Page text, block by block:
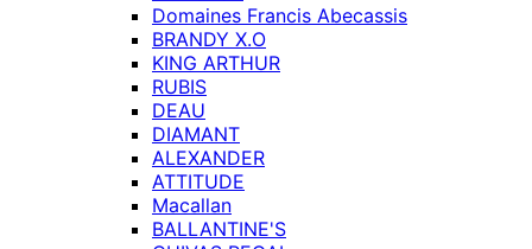
Domaines Francis Abecassis
BRANDY X.O
KING ARTHUR
RUBIS
DEAU
DIAMANT
ALEXANDER
ATTITUDE
Macallan
BALLANTINE'S